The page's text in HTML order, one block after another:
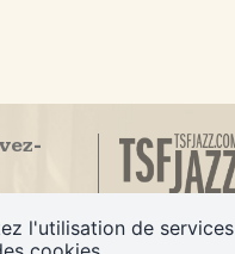
radio
l'utilisation de services